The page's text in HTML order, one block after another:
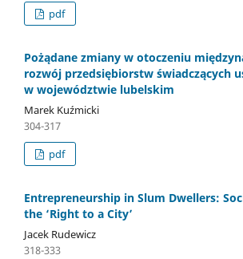
pdf
Pożądane zmiany w otoczeniu
rozwój przedsiębiorstw świadczących
w województwie lubelskim
Marek Kuźmicki
304-317
pdf
Entrepreneurship in Slum Dwellers:
the ‘Right to a City’
Jacek Rudewicz
318-333